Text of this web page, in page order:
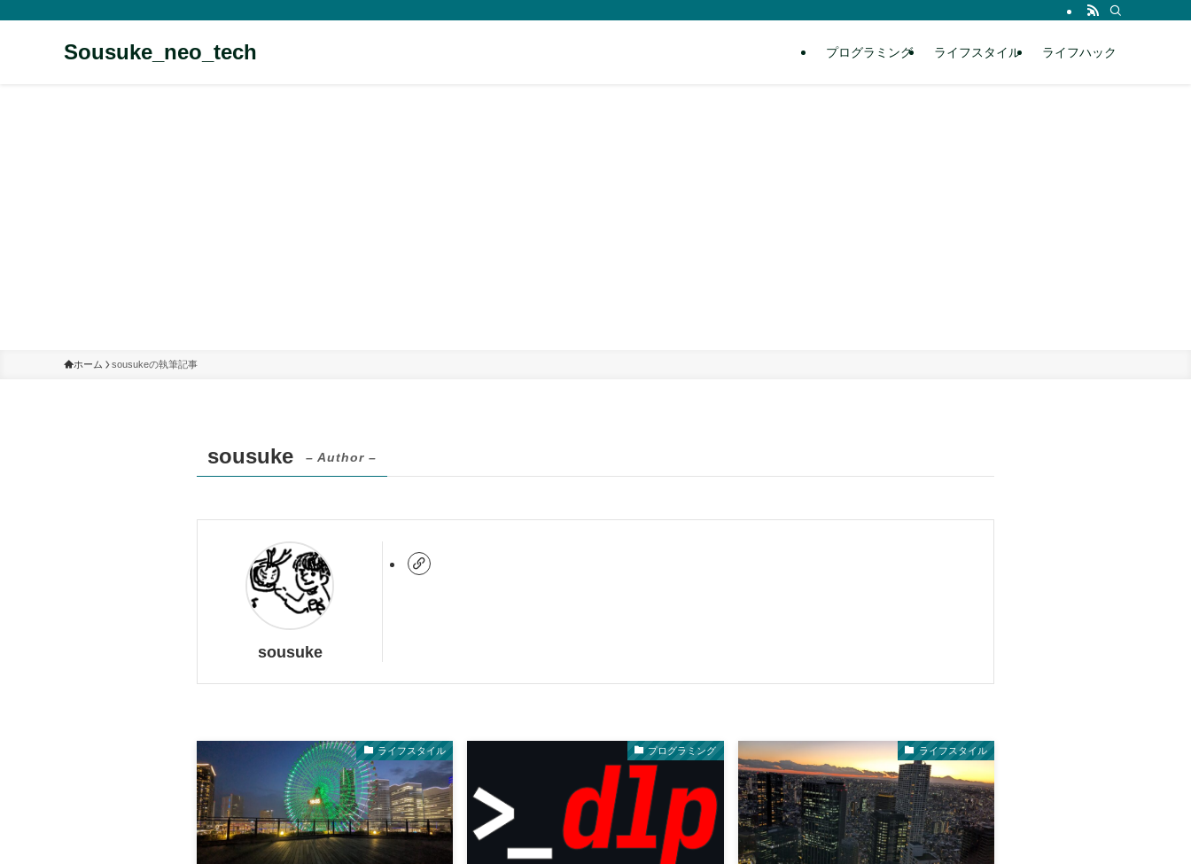
Sousuke_neo_tech プログラミング ライフスタイル ライフハック
ホーム sousukeの執筆記事
sousuke – Author –
sousuke
ライフスタイル プログラミング ライフスタイル